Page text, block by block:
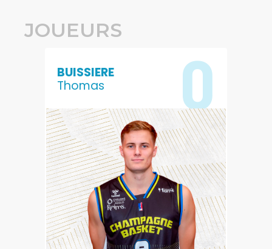
JOUEURS
BUISSIERE
Thomas
0
0
POINTS
0
REBONDS
0
PASSES
0
EVALUATION